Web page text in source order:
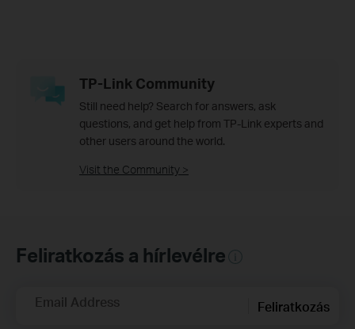
TP-Link Community
Still need help? Search for answers, ask
questions, and get help from TP-Link experts and
other users around the world.
Visit the Community >
Feliratkozás a hírlevélre
Email Address Feliratkozás